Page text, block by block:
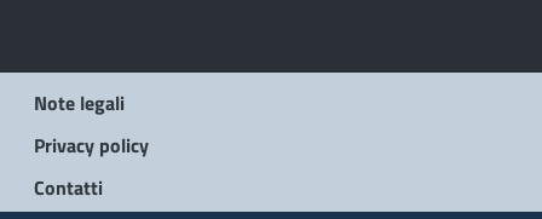
Note legali
Privacy policy
Contatti